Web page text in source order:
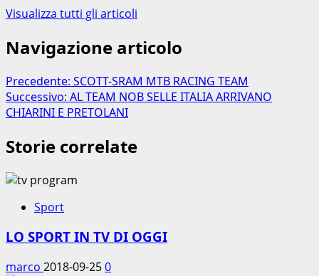
Visualizza tutti gli articoli
Navigazione articolo
Precedente: SCOTT-SRAM MTB RACING TEAM
Successivo: AL TEAM NOB SELLE ITALIA ARRIVANO
CHIARINI E PRETOLANI
Storie correlate
Sport
LO SPORT IN TV DI OGGI
marco 2018-09-250